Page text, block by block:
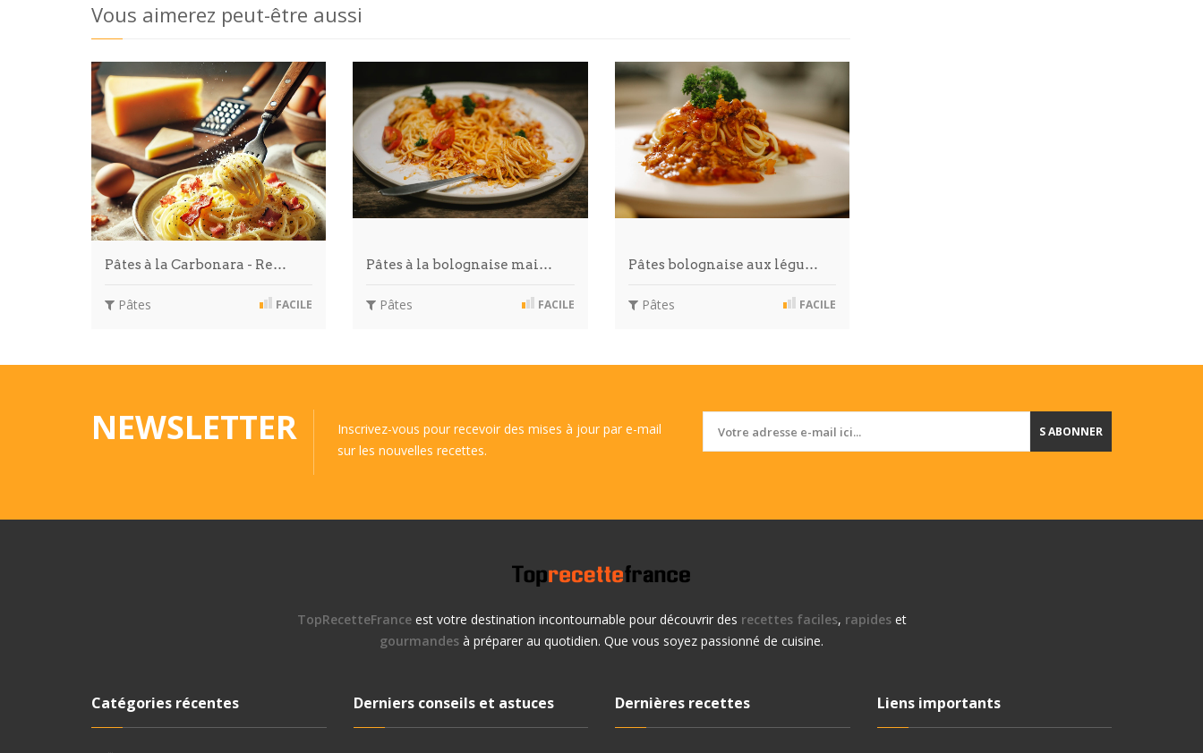
Vous aimerez peut-être aussi
Pâtes à la Carbonara - Re…
Pâtes FACILE
Pâtes à la bolognaise mai…
Pâtes FACILE
Pâtes bolognaise aux légu…
Pâtes FACILE
NEWSLETTER
Inscrivez-vous pour recevoir des mises à jour par e-mail
sur les nouvelles recettes.
S ABONNER
TopRecetteFranceest votre destination incontournable pour découvrir des recettes faciles, rapideset
gourmandes à préparer au quotidien. Que vous soyez passionné de cuisine.
Catégories récentes Derniers conseils et astuces Dernières recettes Liens importants